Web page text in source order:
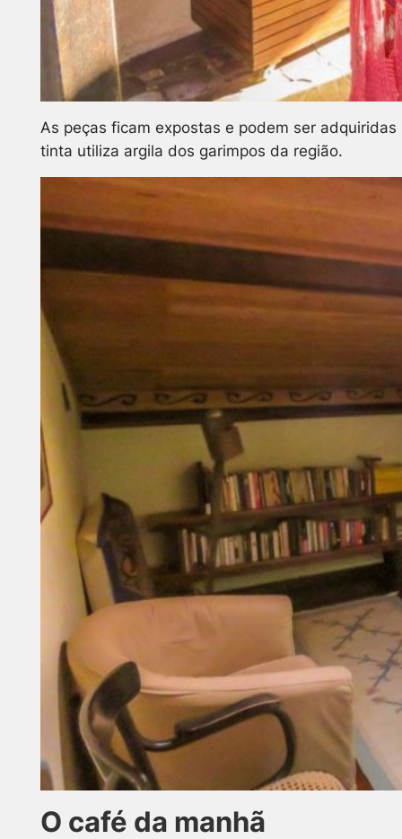
As peças ficam expostas e podem ser
tinta utiliza argila dos garimpos da região.
O café da manhã